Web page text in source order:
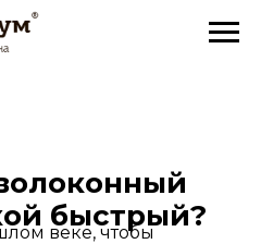
быстрый?
веке, чтобы